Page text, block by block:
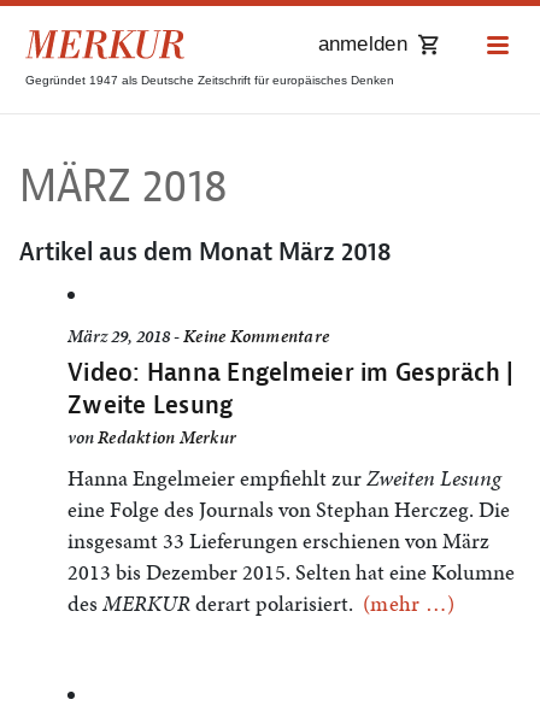
Gegründet 1947 als Deutsche Zeitschrift für europäisches Denken
anmelden
MÄRZ 2018
Artikel aus dem Monat März 2018
März 29, 2018 -Keine Kommentare
Video: Hanna Engelmeier im Gespräch |
Zweite Lesung
vonRedaktion Merkur
Hanna Engelmeier empfiehlt zurZweiten Lesung
eine Folge des Journals von Stephan Herczeg. Die
insgesamt 33 Lieferungen erschienen von März
2013 bis Dezember 2015. Selten hat eine Kolumne
des MERKURderart polarisiert. (mehr …)